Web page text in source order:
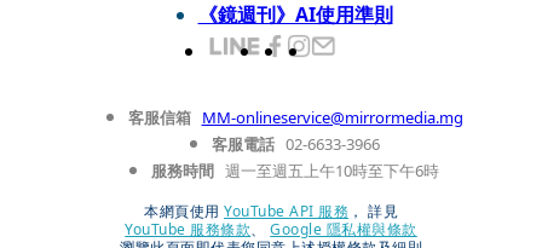
《鏡週刊》AI使用準則
客服信箱 MM-onlineservice@mirrormedia.mg
客服電話 02-6633-3966
服務時間 週一至週五上午10時至下午6時
本網頁使用 YouTube API 服務 ， 詳見
YouTube 服務條款、
Google 隱私權與條款